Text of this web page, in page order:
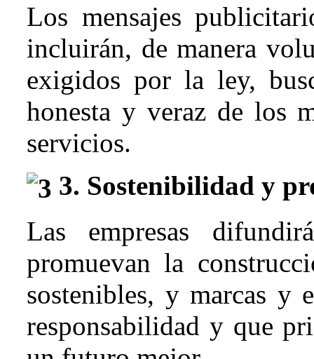
Los mensajes
incluirán, de manera
exigidos por la ley,
honesta y veraz de los
servicios.
3. Sostenibilidad y
Las empresas
promuevan la
sostenibles, y marcas y
responsabilidad y que